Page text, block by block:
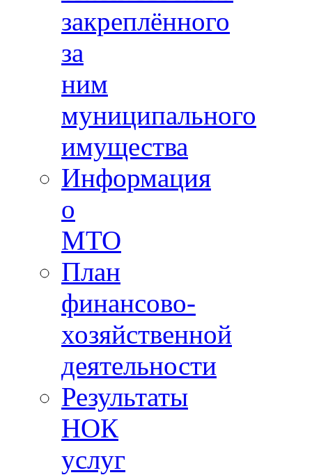
закреплённого
за
ним
муниципального
имущества
Информация
о
МТО
План
финансово-
хозяйственной
деятельности
Результаты
НОК
услуг